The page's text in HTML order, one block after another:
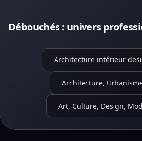
Débouchés : univers
Architecture intérieur
Architecture,
Art, Culture, Design,